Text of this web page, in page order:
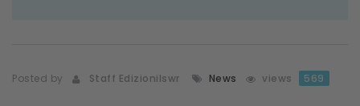
Posted by Staff Edizionilswr News views 569